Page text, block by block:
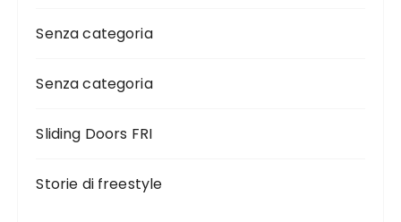
Senza categoria
Senza categoria
Sliding Doors FRI
Storie di freestyle